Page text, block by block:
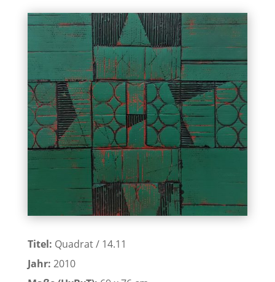
Titel: Quadrat / 14.11
Jahr: 2010